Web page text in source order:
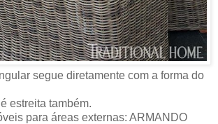
segue diretamente com a forma do
estreita também.
para áreas externas: ARMANDO